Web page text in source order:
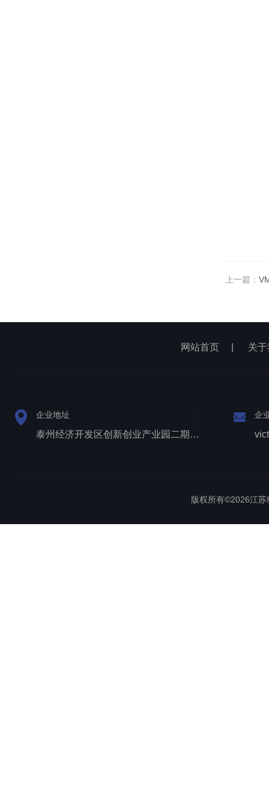
上一篇：
网站首页 关
企业地址
泰州经济开发区创新创业产业园二期1号厂房西侧三层
企
版权所有©2026江